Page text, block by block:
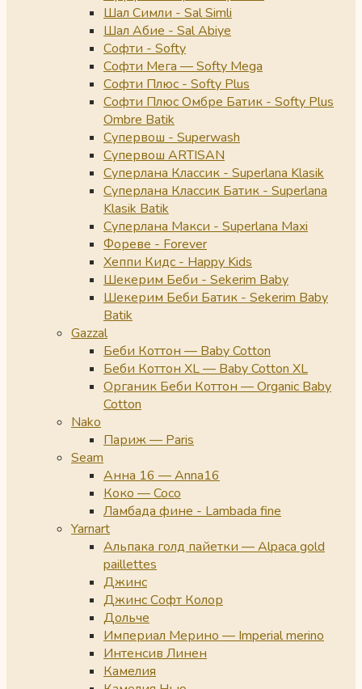
Шал Симли - Sal Simli
Шал Абие - Sal Abiye
Софти - Softy
Софти Мега — Softy Mega
Софти Плюс - Softy Plus
Софти Плюс Омбре Батик - Softy Plus
Ombre Batik
Супервош - Superwash
Супервош ARTISAN
Суперлана Классик - Superlana Klasik
Суперлана Классик Батик - Superlana
Klasik Batik
Суперлана Макси - Superlana Maxi
Фореве - Forever
Хеппи Кидс - Happy Kids
Шекерим Беби - Sekerim Baby
Шекерим Беби Батик - Sekerim Baby
Batik
Gazzal
Беби Коттон — Baby Cotton
Беби Коттон XL — Baby Cotton XL
Органик Беби Коттон — Organic Baby
Cotton
Nako
Париж — Paris
Seam
Анна 16 — Anna16
Коко — Coco
Ламбада фине - Lambada fine
Yarnart
Альпака голд пайетки — Alpaca gold
paillettes
Джинс
Джинс Софт Колор
Дольче
Империал Мерино — Imperial merino
Интенсив Линен
Камелия